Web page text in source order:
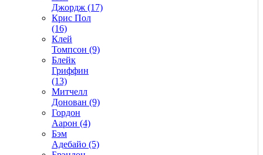
Джордж (17)
Крис Пол
(16)
Клей
Томпсон (9)
Блейк
Гриффин
(13)
Митчелл
Донован (9)
Гордон
Аарон (4)
Бэм
Адебайо (5)